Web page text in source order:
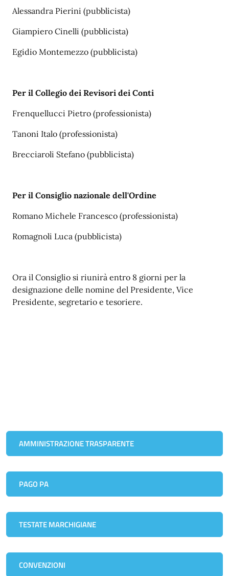
Alessandra Pierini (pubblicista)
Giampiero Cinelli (pubblicista)
Egidio Montemezzo (pubblicista)
Per il Collegio dei Revisori dei Conti
Frenquellucci Pietro (professionista)
Tanoni Italo (professionista)
Brecciaroli Stefano (pubblicista)
Per il Consiglio nazionale dell'Ordine
Romano Michele Francesco (professionista)
Romagnoli Luca (pubblicista)
Ora il Consiglio si riunirà entro 8 giorni per la
designazione delle nomine del Presidente, Vice
Presidente, segretario e tesoriere.
AMMINISTRAZIONE TRASPARENTE
PAGO PA
TESTATE MARCHIGIANE
CONVENZIONI